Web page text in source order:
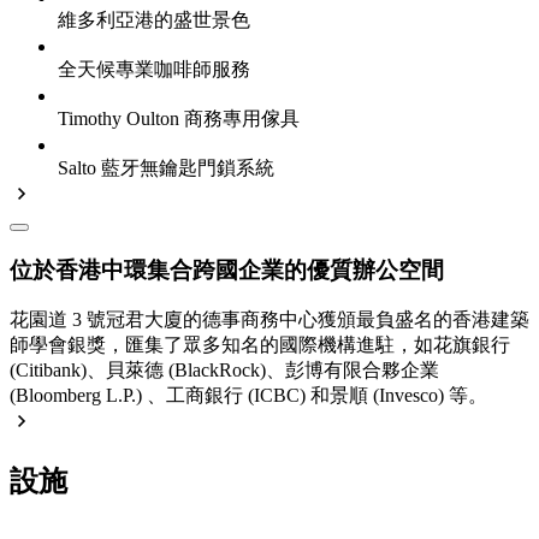
維多利亞港的盛世景色
全天候專業咖啡師服務
Timothy Oulton 商務專用傢具
Salto 藍牙無鑰匙門鎖系統
位於香港中環集合跨國企業的優質辦公空間
花園道 3 號冠君大廈的德事商務中心獲頒最負盛名的香港建築
師學會銀獎，匯集了眾多知名的國際機構進駐，如花旗銀行
(Citibank)、貝萊德 (BlackRock)、彭博有限合夥企業
(Bloomberg L.P.) 、工商銀行 (ICBC) 和景順 (Invesco) 等。
設施